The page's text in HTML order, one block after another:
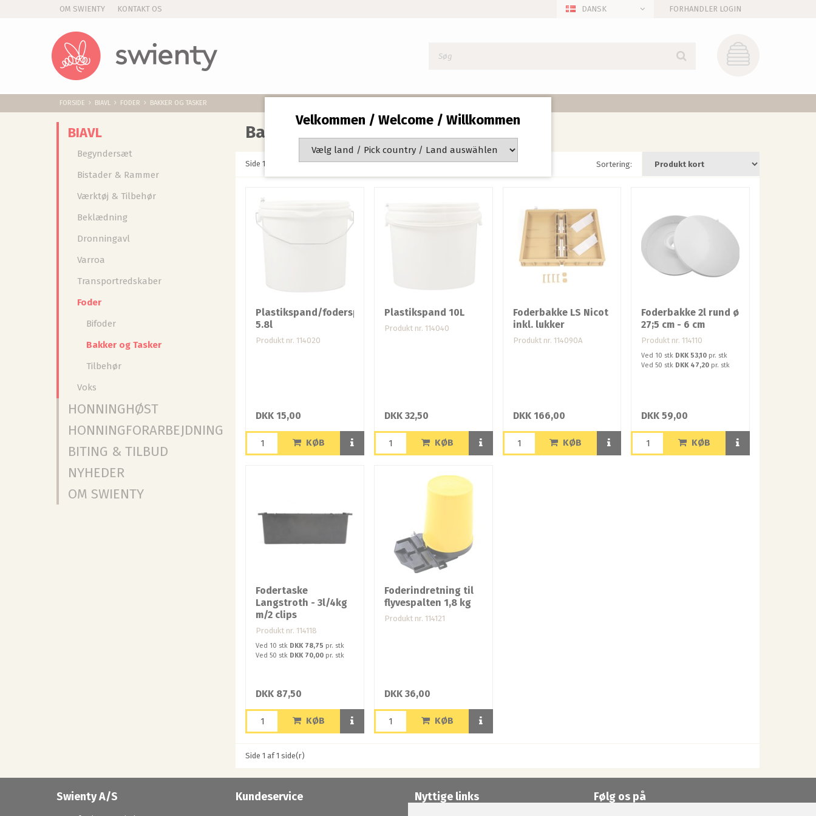
Velkommen / Welcome / Willkommen
FORHANDLER LOGIN
DANSK
OM SWIENTY KONTAKT OS
FORSIDE BIAVL FODER BAKKER OG TASKER
BIAVL
Begyndersæt
Bistader & Rammer
Værktøj & Tilbehør
Beklædning
Dronningavl
Varroa
Transportredskaber
Foder
Bifoder
Bakker og Tasker
Tilbehør
Voks
HONNINGHØST
HONNINGFORARBEJDNING
BITING & TILBUD
NYHEDER
OM SWIENTY
Bakker og Tasker
Side 1 af 1 side(r) Sortering:
Plastikspand/foderspande
5.8l
Produkt nr. 114020
DKK 15,00
KØB
Plastikspand 10L
Produkt nr. 114040
DKK 32,50
KØB
Foderbakke LS Nicot
inkl. lukker
Produkt nr. 114090A
DKK 166,00
KØB
Foderbakke 2l rund ø
27;5 cm - 6 cm
Produkt nr. 114110
Ved 10 stk DKK 53,10 pr. stk
Ved 50 stk DKK 47,20 pr. stk
DKK 59,00
KØB
Fodertaske
Langstroth - 3l/4kg
m/2 clips
Produkt nr. 114118
Ved 10 stk DKK 78,75 pr. stk
Ved 50 stk DKK 70,00 pr. stk
DKK 87,50
KØB
Foderindretning til
flyvespalten 1,8 kg
Produkt nr. 114121
DKK 36,00
KØB
Side 1 af 1 side(r)
Swienty A/S Kundeservice Nyttige links Følg os på